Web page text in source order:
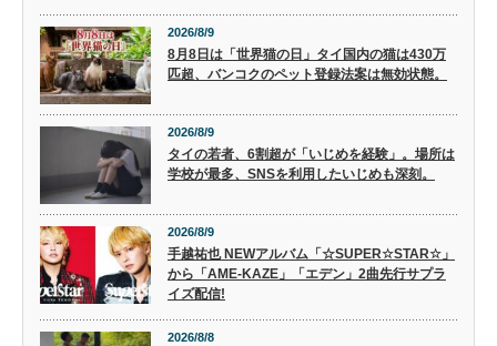
2026/8/9
8月8日は「世界猫の日」タイ国内の猫は430万
匹超、バンコクのペット登録法案は無効状態。
2026/8/9
タイの若者、6割超が「いじめを経験」。場所は
学校が最多、SNSを利用したいじめも深刻。
2026/8/9
手越祐也 NEWアルバム「☆SUPER☆STAR☆」
から「AME-KAZE」「エデン」2曲先行サプラ
イズ配信!
2026/8/8